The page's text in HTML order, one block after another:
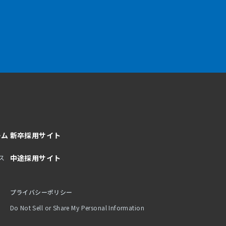
新卒採用サイト
中途採用サイト
プライバシーポリシー
Do Not Sell or Share My Personal Information